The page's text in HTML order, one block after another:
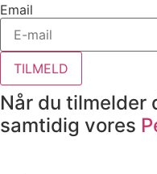
Email
TILMELD
Når du tilmelder
samtidig vores